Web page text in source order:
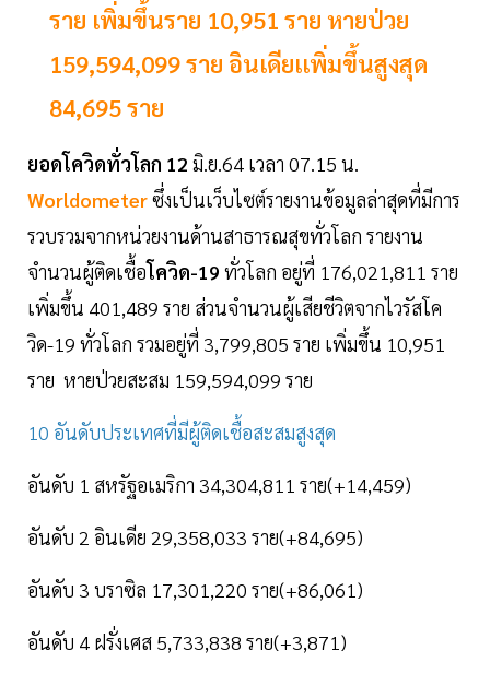
ราย เพิ่มขึ้นราย 10,951 ราย หายป่วย
159,594,099 ราย อินเดียเเพิ่มขึ้นสูงสุด
84,695 ราย
ยอดโควิดทั่วโลก 12 มิ.ย.64 เวลา 07.15 น.
Worldometerซึ่งเป็นเว็บไซต์รายงานข้อมูลล่าสุดที่มีการ
รวบรวมจากหน่วยงานด้านสาธารณสุขทั่วโลก รายงาน
จำนวนผู้ติดเชื้อโควิด-19 ทั่วโลก อยู่ที่ 176,021,811 ราย
เพิ่มขึ้น 401,489 ราย ส่วนจำนวนผู้เสียชีวิตจากไวรัสโค
วิด-19 ทั่วโลก รวมอยู่ที่ 3,799,805 ราย เพิ่มขึ้น 10,951
ราย หายป่วยสะสม 159,594,099 ราย
10 อันดับประเทศที่มีผู้ติดเชื้อสะสมสูงสุด
อันดับ 1 สหรัฐอเมริกา 34,304,811 ราย(+14,459)
อันดับ 2 อินเดีย 29,358,033 ราย(+84,695)
อันดับ 3 บราซิล 17,301,220 ราย(+86,061)
อันดับ 4 ฝรั่งเศส 5,733,838 ราย(+3,871)